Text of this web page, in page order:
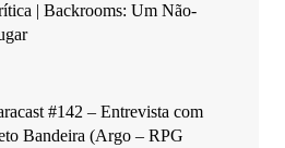
| Backrooms: Um Não-
#142 – Entrevista com
Bandeira (Argo – RPG